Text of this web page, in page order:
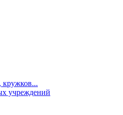
кружков...
учреждений